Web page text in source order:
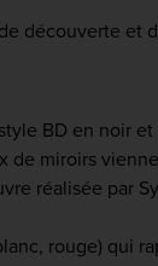
découverte et
BD en noir et
de miroirs
réalisée par
rouge) qui